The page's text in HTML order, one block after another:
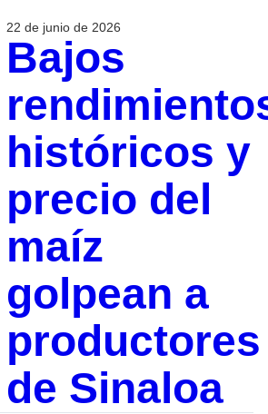
22 de junio de 2026
Bajos
históricos y
precio del
maíz
golpean a
productores
de Sinaloa